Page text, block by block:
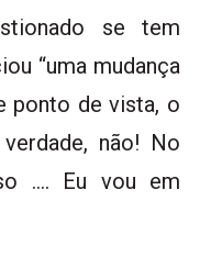
se tem
“uma mudança
ponto de vista, o
não! No
…. Eu vou em